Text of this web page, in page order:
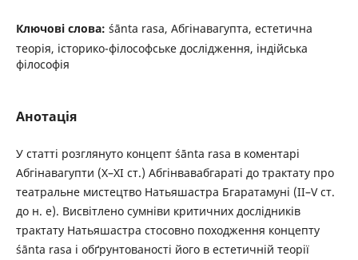
Ключові слова: śānta rasa, Абгінавагупта, естетична
теорія, історико-філософське дослідження, індійська
філософія
Анотація
У статті розглянуто концепт śānta rasa в коментарі
Абгінавагупти (Х–ХІ ст.) Абгінвавабгараті до трактату про
театральне мистецтво Натьяшастра Бгаратамуні (ІІ–V ст.
до н. е). Висвітлено сумніви критичних дослідників
трактату Натьяшастра стосовно походження концепту
śānta rasa і обґрунтованості його в естетичній теорії